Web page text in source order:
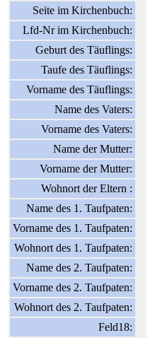
Seite im Kirchenbuch:
Lfd-Nr im Kirchenbuch:
Geburt des Täuflings:
Taufe des Täuflings:
Vorname des Täuflings:
Name des Vaters:
Vorname des Vaters:
Name der Mutter:
Vorname der Mutter:
Wohnort der Eltern :
Name des 1. Taufpaten:
Vorname des 1. Taufpaten:
Wohnort des 1. Taufpaten:
Name des 2. Taufpaten:
Vorname des 2. Taufpaten:
Wohnort des 2. Taufpaten:
Feld18: